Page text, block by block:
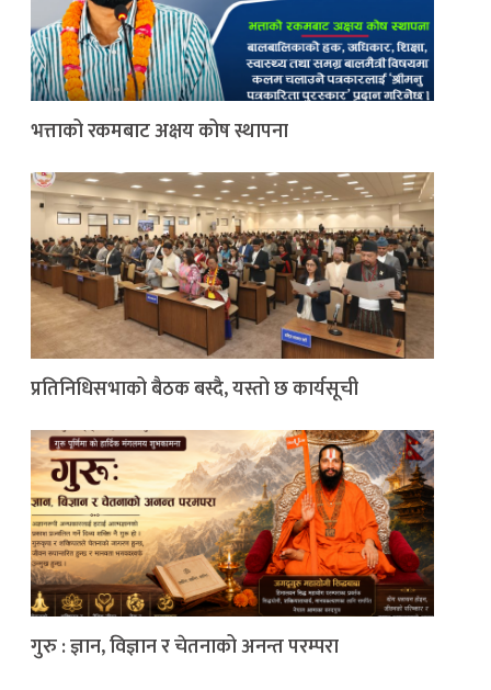
भत्ताको रकमबाट अक्षय कोष स्थापना
प्रतिनिधिसभाको बैठक बस्दै, यस्तो छ कार्यसूची
गुरु : ज्ञान, विज्ञान र चेतनाको अनन्त परम्परा